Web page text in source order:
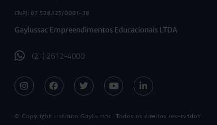
CNPJ: 07.528.125/0001-38
Gaylussac Empreendimentos Educacionais LTDA
(21) 2612-4000
© Copyright Instituto GayLussac. Todos os direitos reservados.